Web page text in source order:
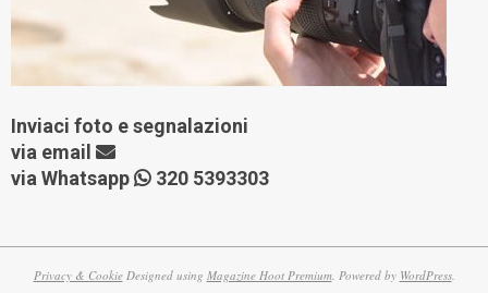
Inviaci foto e segnalazioni
via email
via Whatsapp
320 5393303
Privacy & CookieDesigned using Magazine Hoot Premium. Powered by WordPress.